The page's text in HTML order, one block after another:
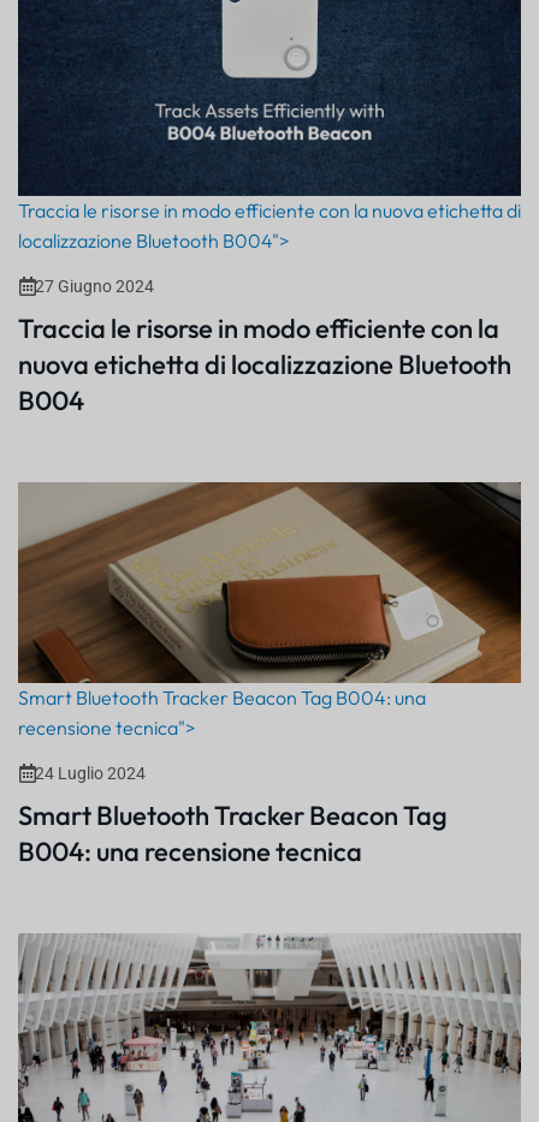
Traccia le risorse in modo efficiente con la nuova etichetta di
localizzazione Bluetooth B004">
27 Giugno 2024
Traccia le risorse in modo efficiente con la
nuova etichetta di localizzazione Bluetooth
B004
Smart Bluetooth Tracker Beacon Tag B004: una
recensione tecnica">
24 Luglio 2024
Smart Bluetooth Tracker Beacon Tag
B004: una recensione tecnica